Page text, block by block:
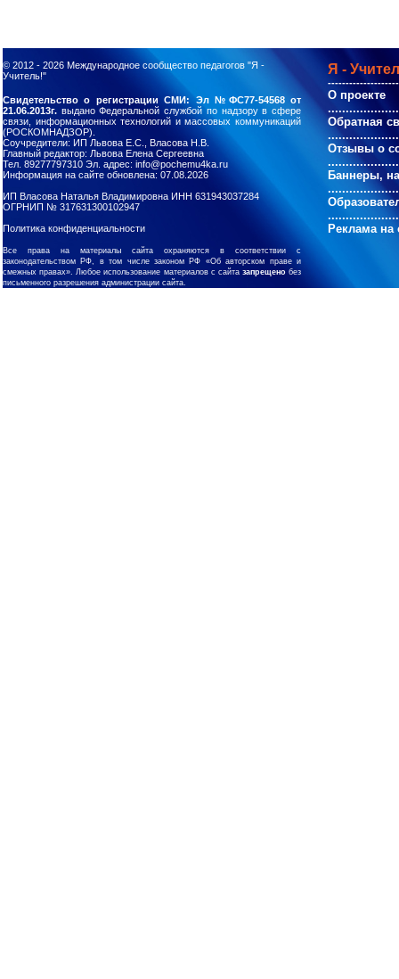
© 2012 - 2026 Международное сообщество педагогов "Я -
Учитель!"
Я -
О проекте
Обратная
Отзывы о
Баннеры,
Реклама на
Свидетельство о регистрации СМИ: Эл №ФС77-54568 от
21.06.2013г. выдано Федеральной службой по надзору в сфере
связи, информационных технологий и массовых коммуникаций
(РОСКОМНАДЗОР).
Соучредители: ИП Львова Е.С., Власова Н.В.
Главный редактор: Львова Елена Сергеевна
Тел. 89277797310 Эл. адрес: info@pochemu4ka.ru
Информация на сайте обновлена: 07.08.2026
ИП Власова Наталья Владимировна ИНН 631943037284
ОГРНИП № 317631300102947
Политика конфиденциальности
Все права на материалы сайта охраняются в соответствии с
законодательством РФ, в том числе законом РФ «Об авторском праве и
смежных правах». Любое использование материалов с сайта запрещенобез
письменного разрешения администрации сайта.